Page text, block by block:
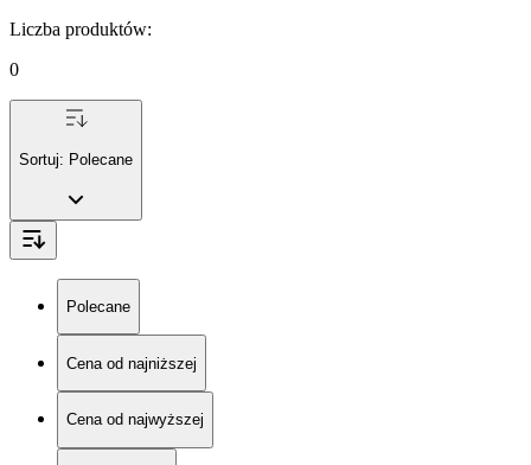
Liczba produktów:
0
Sortuj: Polecane
Polecane
Cena od najniższej
Cena od najwyższej